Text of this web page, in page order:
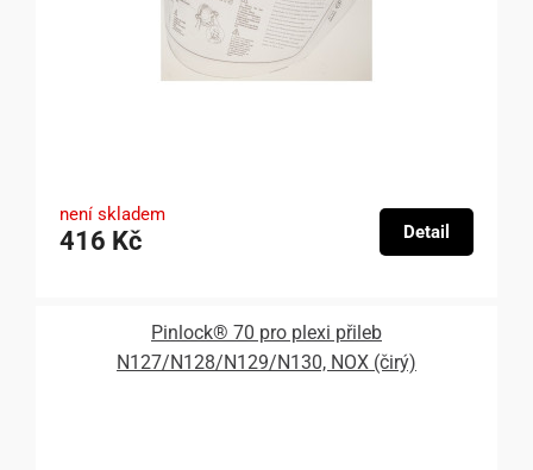
není skladem
416 Kč Detail
Pinlock® 70 pro plexi přileb
N127/N128/N129/N130, NOX (čirý)